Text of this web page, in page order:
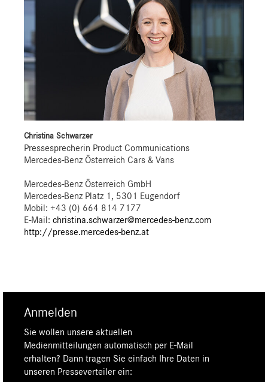
Christina Schwarzer
Pressesprecherin Product Communications
Mercedes-Benz Österreich Cars & Vans
Mercedes-Benz Österreich GmbH
Mercedes-Benz Platz 1, 5301 Eugendorf
Mobil: +43 (0) 664 814 7177
E-Mail: christina.schwarzer@mercedes-benz.com
http://presse.mercedes-benz.at
Anmelden
Sie wollen unsere aktuellen
Medienmitteilungen automatisch per E-Mail
erhalten? Dann tragen Sie einfach Ihre Daten in
unseren Presseverteiler ein: